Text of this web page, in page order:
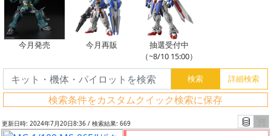
今月発売 今月再販
抽選受付中
（~8/10 15:00）
検索条件をカスタムクイック検索に保存
更新日時: 2024年7月20日8:36 / 検索結果: 669